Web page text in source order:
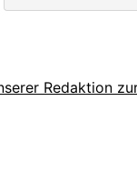
Redaktion